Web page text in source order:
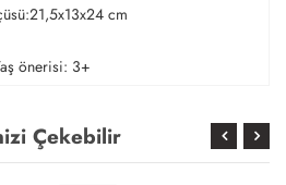
cm
önerisi: 3+
Çekebilir